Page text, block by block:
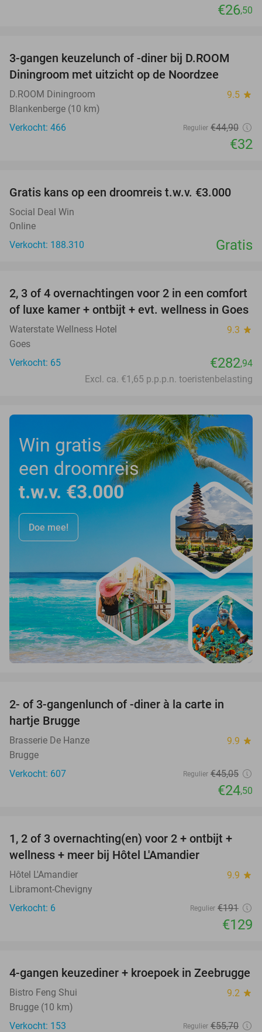
€26,50
29%
3-gangen keuzelunch of -diner bij D.ROOM
Diningroom met uitzicht op de Noordzee
D.ROOM Diningroom 9.5 star
Blankenberge (10 km)
Verkocht: 466
Regulier €44,90
€32
Gratis kans op een droomreis t.w.v. €3.000
Social Deal Win
Online
Verkocht: 188.310
Gratis
2, 3 of 4 overnachtingen voor 2 in een comfort
of luxe kamer + ontbijt + evt. wellness in Goes
Waterstate Wellness Hotel 9.3 star
Goes
Verkocht: 65
€282,94
Excl. ca. €1,65 p.p.p.n. toeristenbelasting
Win gratis
een droomreis
t.w.v. €3.000
Doe mee!
2- of 3-gangenlunch of -diner à la carte in
hartje Brugge
Brasserie De Hanze 9.9 star
Brugge
Verkocht: 607
Regulier €45,05
€24,50
32%
TODAY
1, 2 of 3 overnachting(en) voor 2 + ontbijt +
wellness + meer bij Hôtel L'Amandier
Hôtel L'Amandier 9.9 star
Libramont-Chevigny
Verkocht: 6
Regulier €191
€129
46%
4-gangen keuzediner + kroepoek in Zeebrugge
Bistro Feng Shui 9.2 star
Brugge (10 km)
Verkocht: 153
Regulier €55,70